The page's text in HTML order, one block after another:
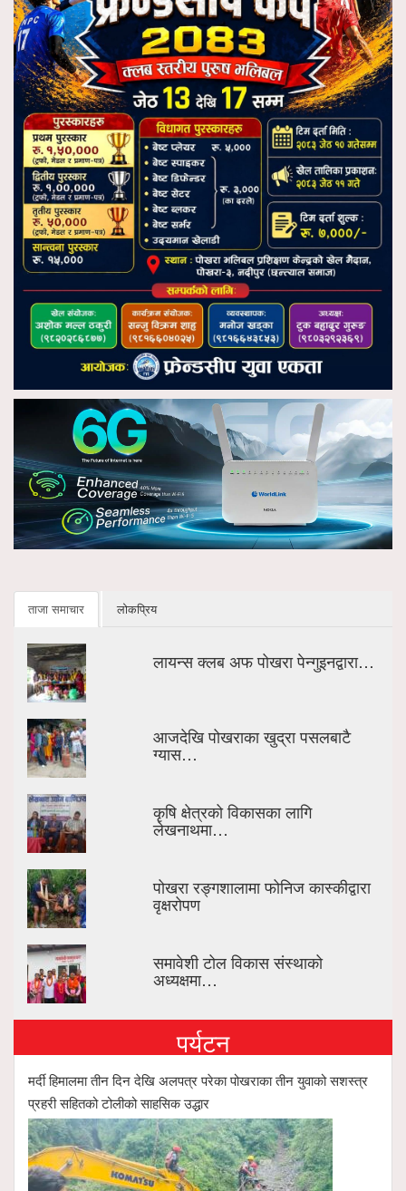
ताजा समाचार लोकप्रिय
लायन्स क्लब अफ पोखरा पेन्गुइनद्वारा…
आजदेखि पोखराका खुद्रा पसलबाटै
ग्यास…
कृषि क्षेत्रको विकासका लागि
लेखनाथमा…
पोखरा रङ्गशालामा फोनिज कास्कीद्वारा
वृक्षरोपण
समावेशी टोल विकास संस्थाको
अध्यक्षमा…
पर्यटन
मर्दी हिमालमा तीन दिन देखि अलपत्र परेका पोखराका तीन युवाको सशस्त्र
प्रहरी सहितको टोलीको साहसिक उद्धार